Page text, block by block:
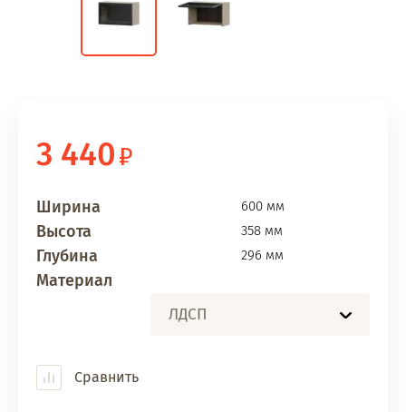
3 440
Ширина 600 мм
Высота 358 мм
Глубина 296 мм
Материал
ЛДСП
Сравнить